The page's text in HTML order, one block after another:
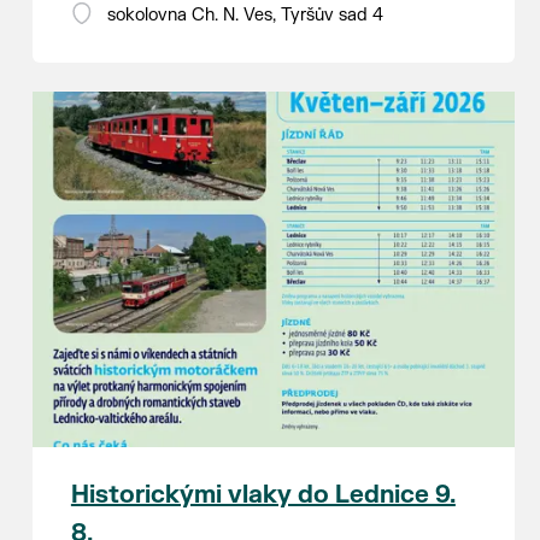
18:00 - ruční stavění máje
14:00 - krojový průvod pro stárky
od hostince “U Buvola”
16:00 - odpolední zábava na
sokolovně
21:00 - večerní zábava
K tanci a poslechu bude hrát DH
Lanžhotčané.
Těšíme se na Vás!
sokolovna Ch. N. Ves, Tyršův sad 4
Historickými vlaky do Lednice 9.
8.